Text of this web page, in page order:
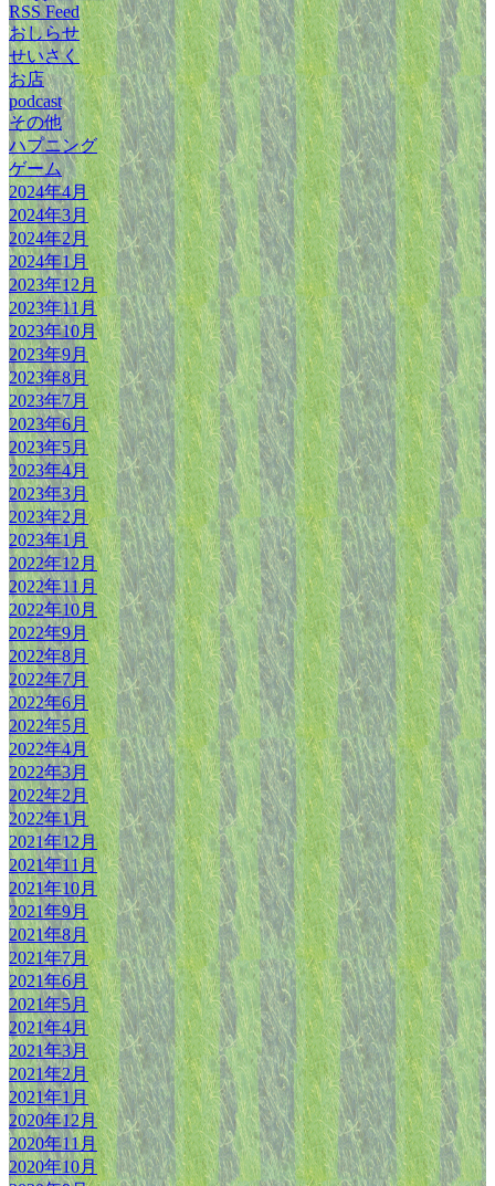
RSS Feed
おしらせ
せいさく
お店
podcast
その他
ハプニング
ゲーム
2024年4月
2024年3月
2024年2月
2024年1月
2023年12月
2023年11月
2023年10月
2023年9月
2023年8月
2023年7月
2023年6月
2023年5月
2023年4月
2023年3月
2023年2月
2023年1月
2022年12月
2022年11月
2022年10月
2022年9月
2022年8月
2022年7月
2022年6月
2022年5月
2022年4月
2022年3月
2022年2月
2022年1月
2021年12月
2021年11月
2021年10月
2021年9月
2021年8月
2021年7月
2021年6月
2021年5月
2021年4月
2021年3月
2021年2月
2021年1月
2020年12月
2020年11月
2020年10月